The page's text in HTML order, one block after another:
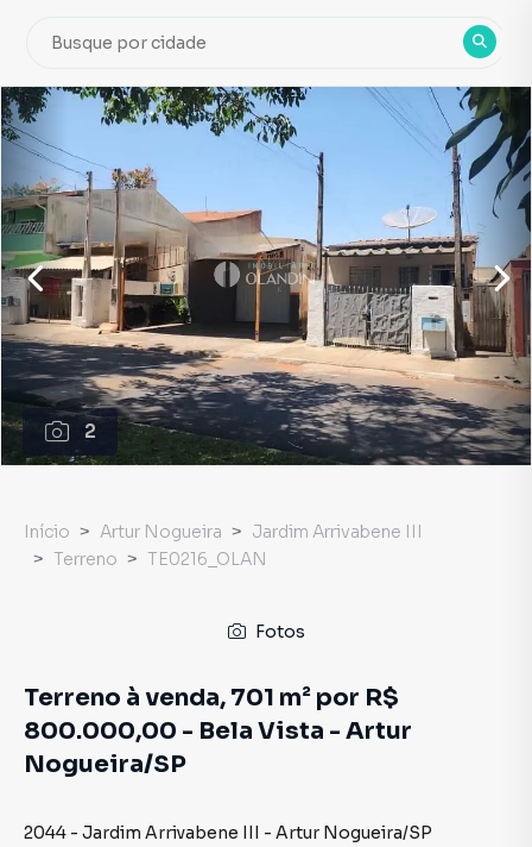
2
Início Artur Nogueira
Jardim Arrivabene III
Terreno
TE0216_OLAN
Fotos
Terreno à venda, 701 m² por R$
800.000,00 - Bela Vista - Artur
Nogueira/SP
2044 - Jardim Arrivabene III - Artur Nogueira/SP